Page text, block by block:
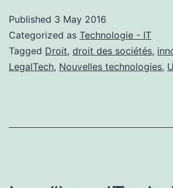
Published 3 May 2016
Categorized as Technologie - IT
Tagged Droit, droit des sociétés,
LegalTech, Nouvelles technologies,